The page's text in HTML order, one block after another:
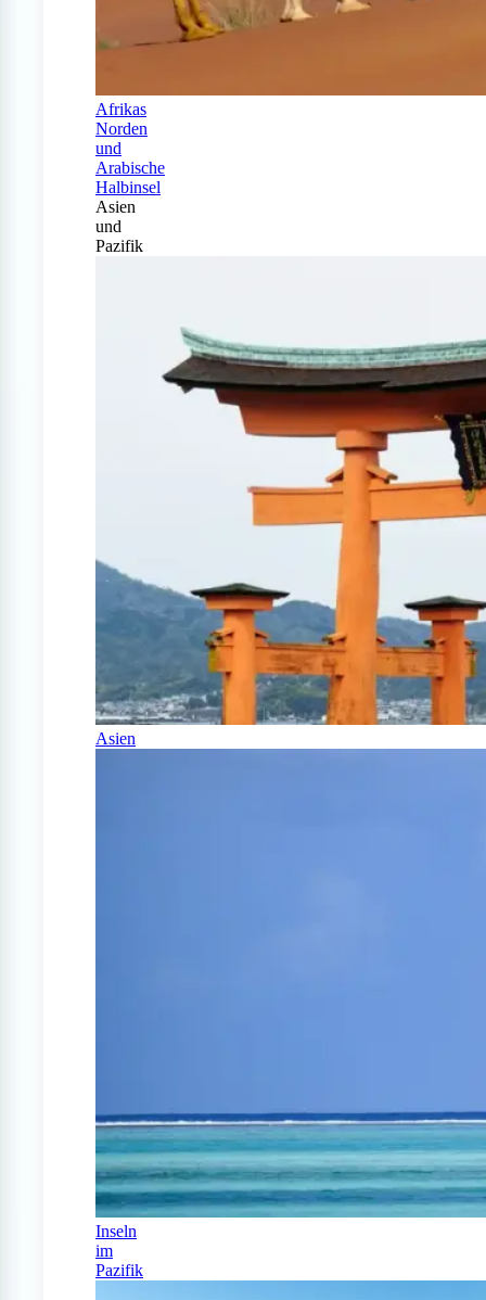
Afrikas
Norden
und
Arabische
Halbinsel
Asien
und
Pazifik
Asien
Inseln
im
Pazifik